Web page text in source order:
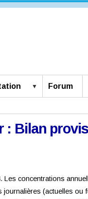
Forum
: Bilan
concentrations
(actuelles